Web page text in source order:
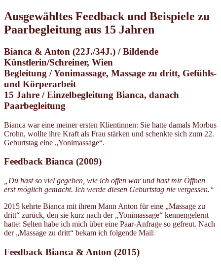
Ausgewähltes Feedback und Beispiele zu
Paarbegleitung aus 15 Jahren
Bianca & Anton (22J./34J.) / Bildende
Künstlerin/Schreiner, Wien
Begleitung / Yonimassage, Massage zu dritt, Gefühls-
und Körperarbeit
15 Jahre / Einzelbegleitung Bianca, danach
Paarbegleitung
Bianca war eine meiner ersten Klientinnen: Sie hatte damals Morbus
Crohn, wollte ihre Kraft als Frau stärken und schenkte sich zum 22.
Geburtstag eine „Yonimassage“.
Feedback Bianca (2009)
„Du hast so viel gegeben, wie ich offen war und hast mir Öffnen
erst möglich gemacht. Ich werde diesen Geburtstag nie vergessen.“
2015 kehrte Bianca mit ihrem Mann Anton für eine „Massage zu
dritt“ zurück, den sie kurz nach der „Yonimassage“ kennengelernt
hatte: Selten habe ich mich über eine Paar-Anfrage so gefreut. Nach
der „Massage zu dritt“ bekam ich folgende Mail:
Feedback Bianca & Anton (2015)